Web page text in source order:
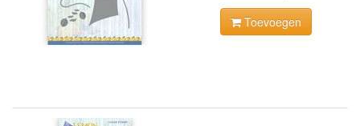
Toevoegen